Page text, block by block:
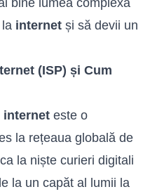
internet și să devii un
(ISP) și Cum
internet este o
la rețeaua globală de
la niște curieri digitali
la un capăt al lumii la